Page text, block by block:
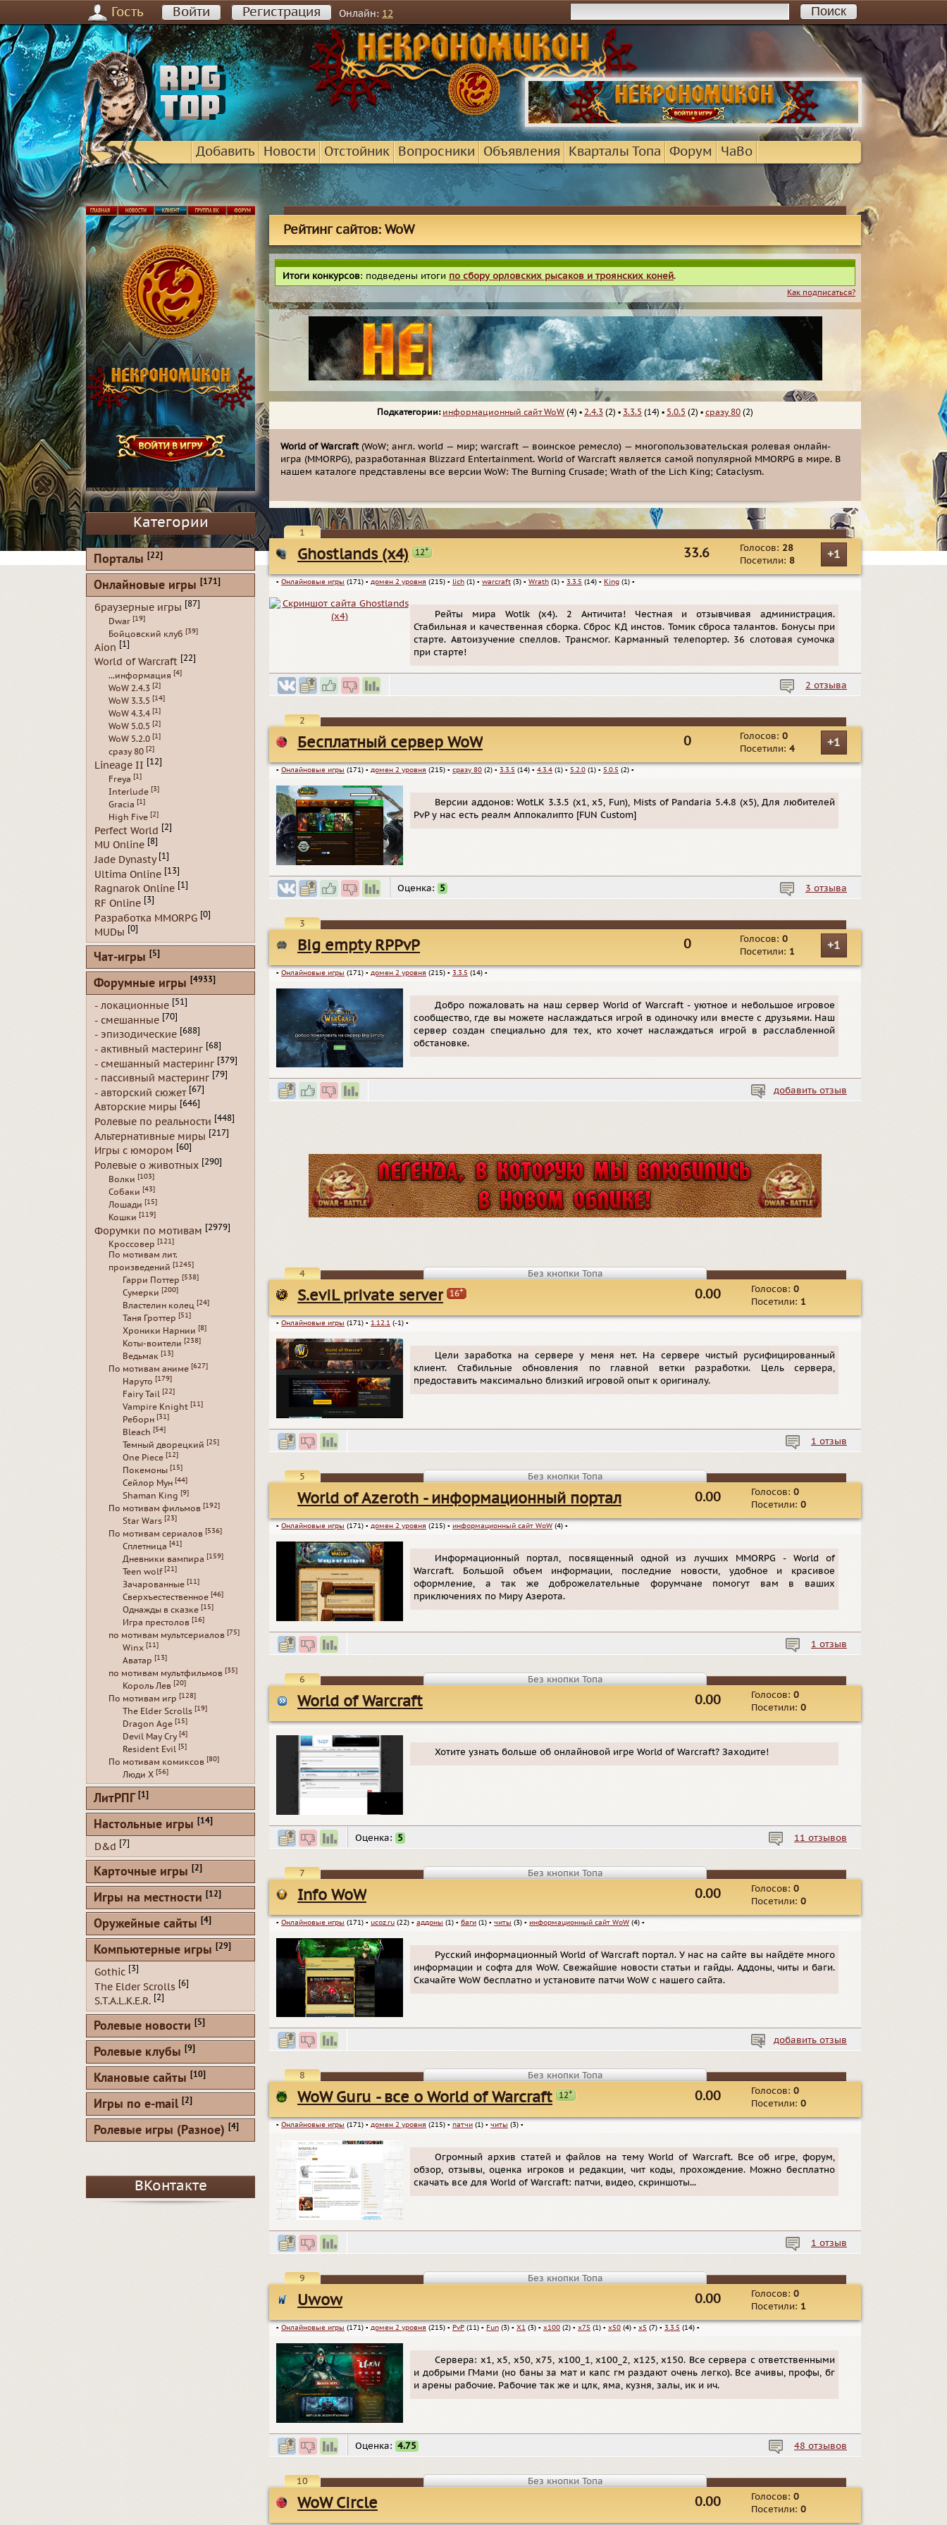
Гость Войти Регистрация Онлайн: 12
Добавить Новости Отстойник Вопросники Объявления Кварталы Топа Форум ЧаВо
Рейтинг сайтов: WoW
Итоги конкурсов: подведены итоги по сбору орловских рысаков и троянских коней.
Как подписаться?
Подкатегории: информационный сайт WoW (4) ▪ 2.4.3 (2) ▪ 3.3.5 (14) ▪ 5.0.5 (2) ▪ сразу 80 (2)
World of Warcraft(WoW; англ. world — мир; warcraft — воинское ремесло) — многопользовательская ролевая онлайн-
игра (MMORPG), разработанная Blizzard Entertainment. World of Warcraft является самой популярной MMORPG в мире. В
нашем каталоге представлены все версии WoW: The Burning Crusade; Wrath of the Lich King; Cataclysm.
1
Ghostlands (x4) 12+ +1
Голосов: 28
Посетили: 8
33.6
▪ Онлайновые игры (171) ▪ домен 2 уровня (215) ▪ lich (1) ▪ warcraft (3) ▪ Wrath (1) ▪ 3.3.5 (14) ▪ King (1) ▪
Рейты мира Wotlk (x4). 2 Античита! Честная и отзывчивая администрация.
Стабильная и качественная сборка. Сброс КД инстов. Томик сброса талантов. Бонусы при
старте. Автоизучение спеллов. Трансмог. Карманный телепортер. 36 слотовая сумочка
при старте!
2 отзыва
2
Бесплатный сервер WoW +1
Голосов: 0
Посетили: 4
0
▪ Онлайновые игры (171) ▪ домен 2 уровня (215) ▪ сразу 80 (2) ▪ 3.3.5 (14) ▪ 4.3.4 (1) ▪ 5.2.0 (1) ▪ 5.0.5 (2) ▪
Версии аддонов: WotLK 3.3.5 (х1, х5, Fun), Mists of Pandaria 5.4.8 (х5), Для любителей
PvP у нас есть реалм Аппокалипто [FUN Custom]
Оценка: 5 3 отзыва
3
Big empty RPPvP +1
Голосов: 0
Посетили: 1
0
▪ Онлайновые игры (171) ▪ домен 2 уровня (215) ▪ 3.3.5 (14) ▪
Добро пожаловать на наш сервер World of Warcraft - уютное и небольшое игровое
сообщество, где вы можете наслаждаться игрой в одиночку или вместе с друзьями. Наш
сервер создан специально для тех, кто хочет наслаждаться игрой в расслабленной
обстановке.
добавить отзыв
Без кнопки Топа
4
S.eviL private server 16+ Голосов: 0
Посетили: 1
0.00
▪ Онлайновые игры (171) ▪ 1.12.1 (-1) ▪
Цели заработка на сервере у меня нет. На сервере чистый русифицированный
клиент. Стабильные обновления по главной ветки разработки. Цель сервера,
предоставить максимально близкий игровой опыт к оригиналу.
1 отзыв
Без кнопки Топа
5
World of Azeroth - информационный портал Голосов: 0
Посетили: 0
0.00
▪ Онлайновые игры (171) ▪ домен 2 уровня (215) ▪ информационный сайт WoW (4) ▪
Информационный портал, посвященный одной из лучших MMORPG - World of
Warcraft. Большой объем информации, последние новости, удобное и красивое
оформление, а так же доброжелательные форумчане помогут вам в ваших
приключениях по Миру Азерота.
1 отзыв
Без кнопки Топа
6
World of Warcraft Голосов: 0
Посетили: 0
0.00
Хотите узнать больше об онлайновой игре World of Warcraft? Заходите!
Оценка: 5 11 отзывов
Без кнопки Топа
7
Info WoW Голосов: 0
Посетили: 0
0.00
▪ Онлайновые игры (171) ▪ ucoz.ru (22) ▪ аддоны (1) ▪ баги (1) ▪ читы (3) ▪ информационный сайт WoW (4) ▪
Русский информационный World of Warcraft портал. У нас на сайте вы найдёте много
информации и софта для WoW. Свежайшие новости статьи и гайды. Аддоны, читы и баги.
Скачайте WoW бесплатно и установите патчи WoW с нашего сайта.
добавить отзыв
Без кнопки Топа
8
WoW Guru - все о World of Warcraft 12+ Голосов: 0
Посетили: 0
0.00
▪ Онлайновые игры (171) ▪ домен 2 уровня (215) ▪ патчи (1) ▪ читы (3) ▪
Огромный архив статей и файлов на тему World of Warcraft. Все об игре, форум,
обзор, отзывы, оценка игроков и редакции, чит коды, прохождение. Можно бесплатно
скачать все для World of Warcraft: патчи, видео, скриншоты...
1 отзыв
Без кнопки Топа
9
Uwow Голосов: 0
Посетили: 1
0.00
▪ Онлайновые игры (171) ▪ домен 2 уровня (215) ▪ PvP (11) ▪ Fun (3) ▪ X1 (3) ▪ x100 (2) ▪ x75 (1) ▪ x50 (4) ▪ x5 (7) ▪ 3.3.5 (14) ▪
Cервера: х1, х5, х50, х75, х100_1, x100_2, х125, х150. Все сервера с ответственными
и добрыми ГМами (но баны за мат и капс гм раздают очень легко). Все ачивы, профы, бг
и арены рабочие. Рабочие так же и цлк, яма, кузня, залы, ик и ич.
Оценка: 4.75 48 отзывов
Без кнопки Топа
10
WoW Circle Голосов: 0
Посетили: 0
0.00
Категории
Порталы [22]
Онлайновые игры [171]
браузерные игры [87]
Dwar [19]
Бойцовский клуб [39]
Aion [1]
World of Warcraft [22]
...информация [4]
WoW 2.4.3 [2]
WoW 3.3.5 [14]
WoW 4.3.4 [1]
WoW 5.0.5 [2]
WoW 5.2.0 [1]
сразу 80 [2]
Lineage II [12]
Freya [1]
Interlude [3]
Gracia [1]
High Five [2]
Perfect World [2]
MU Online [8]
Jade Dynasty [1]
Ultima Online [13]
Ragnarok Online [1]
RF Online [3]
Разработка MMORPG [0]
MUDы [0]
Чат-игры [5]
Форумные игры [4933]
- локационные [51]
- смешанные [70]
- эпизодические [688]
- активный мастеринг [68]
- смешанный мастеринг [379]
- пассивный мастеринг [79]
- авторский сюжет [67]
Авторские миры [646]
Ролевые по реальности [448]
Альтернативные миры [217]
Игры с юмором [60]
Ролевые о животных [290]
Волки [103]
Собаки [43]
Лошади [15]
Кошки [119]
Форумки по мотивам [2979]
Кроссовер [121]
По мотивам лит.
произведений [1245]
Гарри Поттер [538]
Сумерки [200]
Властелин колец [24]
Таня Гроттер [51]
Хроники Нарнии [8]
Коты-воители [238]
Ведьмак [13]
По мотивам аниме [627]
Наруто [179]
Fairy Tail [22]
Vampire Knight [11]
Реборн [31]
Bleach [54]
Темный дворецкий [25]
One Piece [12]
Покемоны [15]
Сейлор Мун [44]
Shaman King [9]
По мотивам фильмов [192]
Star Wars [23]
По мотивам сериалов [536]
Сплетница [41]
Дневники вампира [159]
Teen wolf [21]
Зачарованные [11]
Сверхъестественное [46]
Однажды в сказке [15]
Игра престолов [16]
по мотивам мультсериалов [75]
Winx [11]
Аватар [13]
по мотивам мультфильмов [35]
Король Лев [20]
По мотивам игр [128]
The Elder Scrolls [19]
Dragon Age [15]
Devil May Cry [4]
Resident Evil [5]
По мотивам комиксов [80]
Люди Х [56]
ЛитРПГ [1]
Настольные игры [14]
D&d [7]
Карточные игры [2]
Игры на местности [12]
Оружейные сайты [4]
Компьютерные игры [29]
Gothic [3]
The Elder Scrolls [6]
S.T.A.L.K.E.R. [2]
Ролевые новости [5]
Ролевые клубы [9]
Клановые сайты [10]
Игры по e-mail [2]
Ролевые игры (Разное) [4]
ВКонтакте